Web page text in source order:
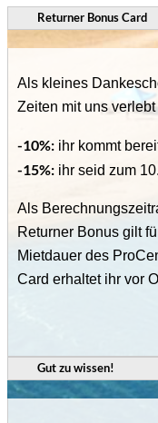
Returner Bonus Card
Als kleines
Zeiten mit uns verlebt
-10%: ihr kommt
-15%: ihr seid zum
Als
Returner Bonus gilt
Mietdauer des
Card erhaltet ihr vor
Gut zu wissen!